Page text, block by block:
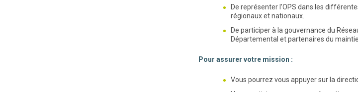
De représenter l’OPS dans les
régionaux et nationaux.
De participer à la gouvernance du
Départemental et partenaires du
Pour assurer votre mission :
Vous pourrez vous appuyer sur la